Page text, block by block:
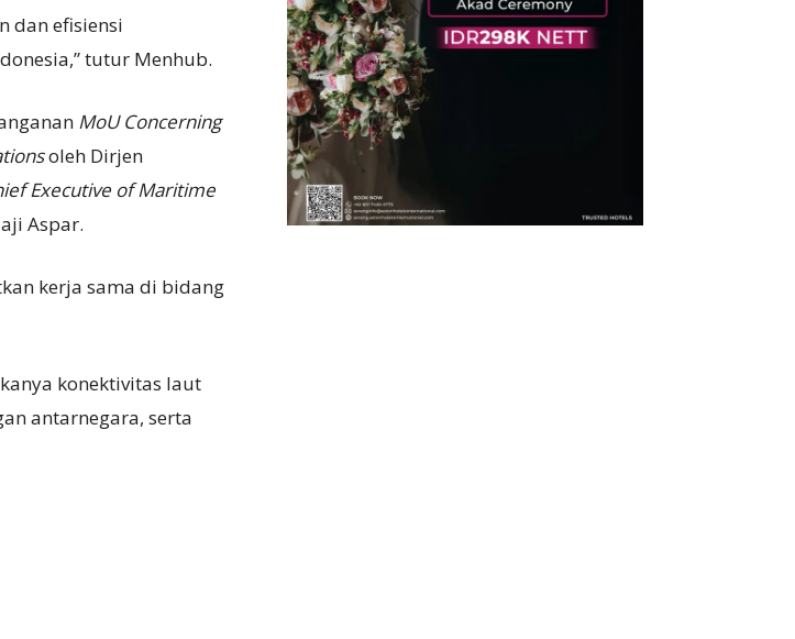
dan efisiensi
tutur Menhub.
MoU Concerning
oleh Dirjen
Executive of Maritime
Aspar.
kerja sama di bidang
konektivitas laut
antarnegara, serta